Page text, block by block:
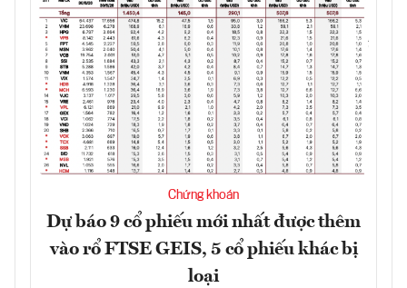
Chứng khoán
Dự báo 9 cổ phiếu mới nhất được thêm
vào rổ FTSE GEIS, 5 cổ phiếu khác bị
loại